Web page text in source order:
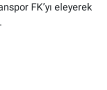
FK’yı eleyerek